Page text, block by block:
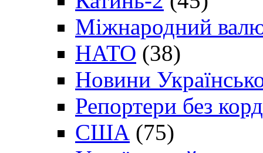
Міжнародний
НАТО (38)
Новини
Репортери без
США (75)